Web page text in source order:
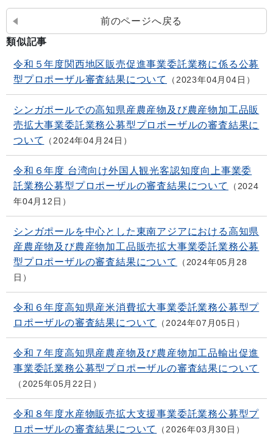
前のページへ戻る
類似記事
令和５年度関西地区販売促進事業委託業務に係る公募
型プロポーザル審査結果について
2023年04月04日
シンガポールでの高知県産農産物及び農産物加工品販
売拡大事業委託業務公募型プロポーザルの審査結果に
ついて
2024年04月24日
令和６年度 台湾向け外国人観光客認知度向上事業委
託業務公募型プロポーザルの審査結果について
2024
年04月12日
シンガポールを中心とした東南アジアにおける高知県
産農産物及び農産物加工品販売拡大事業委託業務公募
型プロポーザルの審査結果について
2024年05月28
日
令和６年度高知県産米消費拡大事業委託業務公募型プ
ロポーザルの審査結果について
2024年07月05日
令和７年度高知県産農産物及び農産物加工品輸出促進
事業委託業務公募型プロポーザルの審査結果について
2025年05月22日
令和８年度水産物販売拡大支援事業委託業務公募型プ
ロポーザルの審査結果について
2026年03月30日